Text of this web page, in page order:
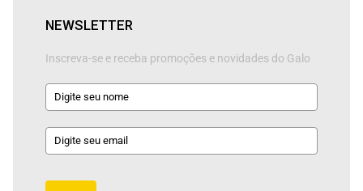
NEWSLETTER
Inscreva-se e receba promoções e novidades do Galo